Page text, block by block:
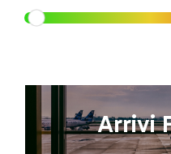
Arrivi